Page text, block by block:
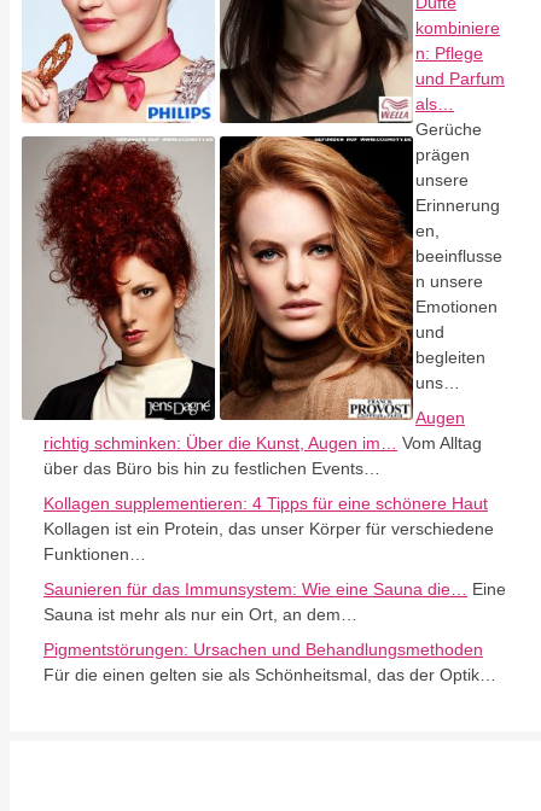
kombiniere
n: Pflege
und Parfum
als…
Gerüche
prägen
unsere
Erinnerung
en,
beeinflusse
n unsere
Emotionen
und
begleiten
uns…
Augen
richtig schminken: Über die Kunst, Augen im…
Vom Alltag
über das Büro bis hin zu festlichen Events…
Kollagen supplementieren: 4 Tipps für eine schönere Haut
Kollagen ist ein Protein, das unser Körper für verschiedene
Funktionen…
Saunieren für das Immunsystem: Wie eine Sauna die…
Eine
Sauna ist mehr als nur ein Ort, an dem…
Pigmentstörungen: Ursachen und Behandlungsmethoden
Für die einen gelten sie als Schönheitsmal, das der Optik…